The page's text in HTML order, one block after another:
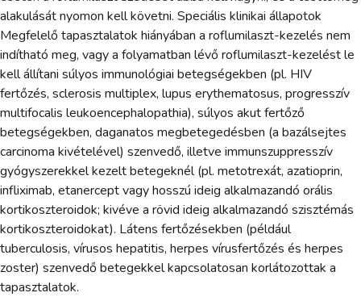
alakulását nyomon kell követni. Speciális klinikai állapotok
Megfelelő tapasztalatok hiányában a roflumilaszt-kezelés nem
indítható meg, vagy a folyamatban lévő roflumilaszt-kezelést le
kell állítani súlyos immunológiai betegségekben (pl. HIV
fertőzés, sclerosis multiplex, lupus erythematosus, progresszív
multifocalis leukoencephalopathia), súlyos akut fertőző
betegségekben, daganatos megbetegedésben (a bazálsejtes
carcinoma kivételével) szenvedő, illetve immunszuppresszív
gyógyszerekkel kezelt betegeknél (pl. metotrexát, azatioprin,
infliximab, etanercept vagy hosszú ideig alkalmazandó orális
kortikoszteroidok; kivéve a rövid ideig alkalmazandó szisztémás
kortikoszteroidokat). Látens fertőzésekben (például
tuberculosis, vírusos hepatitis, herpes vírusfertőzés és herpes
zoster) szenvedő betegekkel kapcsolatosan korlátozottak a
tapasztalatok.